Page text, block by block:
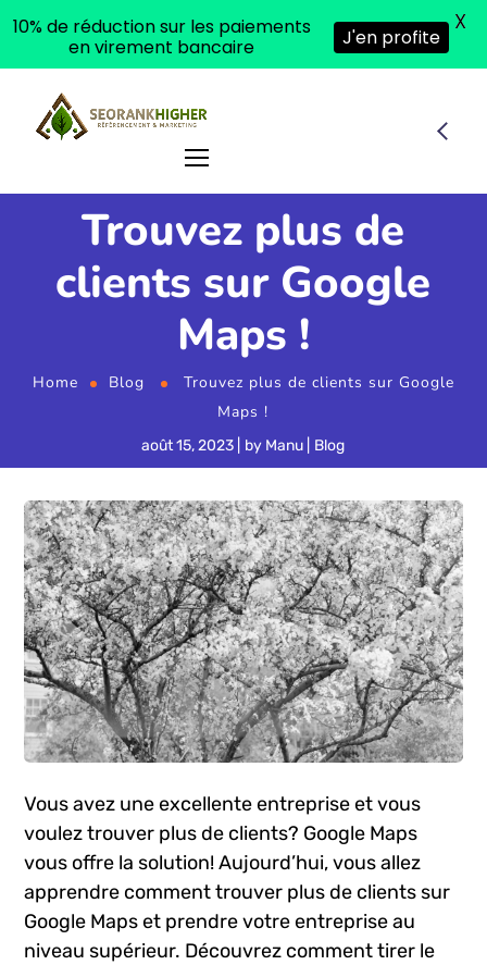
Trouvez plus de
clients sur Google
Maps !
Home Blog
Trouvez plus de clients sur Google
Maps !
août 15, 2023 by Manu Blog
Vous avez une excellente entreprise et vous
voulez trouver plus de clients? Google​ Maps
vous offre la solution! Aujourd’hui, vous allez
apprendre comment trouver plus de ‍clients sur
Google Maps et prendre ‌votre⁢ entreprise au
niveau supérieur. Découvrez comment tirer le
10% de réduction sur les paiements
en virement bancaire
J'en profite
X